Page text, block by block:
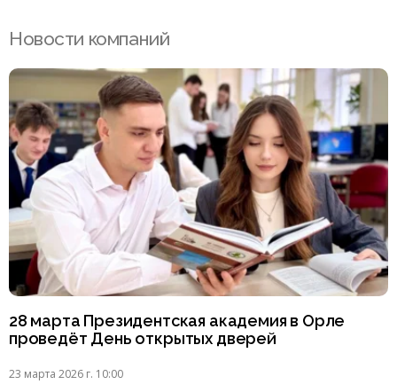
Новости компаний
28 марта Президентская академия в Орле
проведёт День открытых дверей
23 марта 2026 г. 10:00